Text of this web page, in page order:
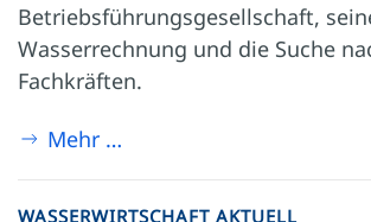
Betriebsführungs­gesellschaft,
Wasserrechnung und die Suche
Fachkräften.
Mehr …
WASSERWIRTSCHAFT AKTUELL